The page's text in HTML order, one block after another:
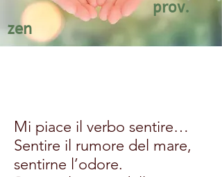
prov.
zen
Mi piace il verbo sentire…
Sentire il rumore del mare,
sentirne l’odore.